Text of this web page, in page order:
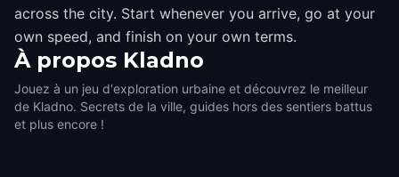
across the city. Start whenever you arrive, go at your
own speed, and finish on your own terms.
À propos Kladno
Jouez à un jeu d'exploration urbaine et découvrez le meilleur
de Kladno. Secrets de la ville, guides hors des sentiers battus
et plus encore !